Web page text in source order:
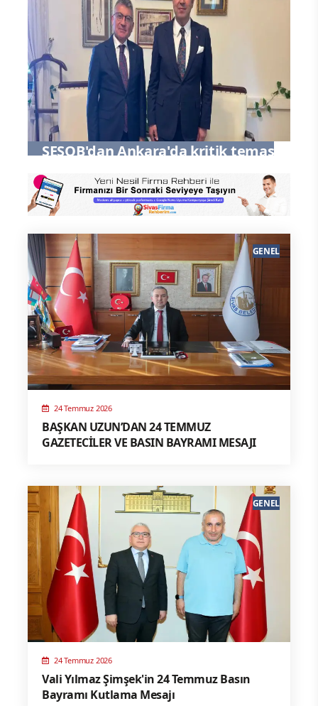
Yatırımlarını İnceledi
SESOB'dan Ankara'da kritik temas
24 Temmuz 2026
BAŞKAN UZUN’DAN 24 TEMMUZ
GAZETECİLER VE BASIN BAYRAMI MESAJI
GENEL
24 Temmuz 2026
Vali Yılmaz Şimşek'in 24 Temmuz Basın
Bayramı Kutlama Mesajı
GENEL